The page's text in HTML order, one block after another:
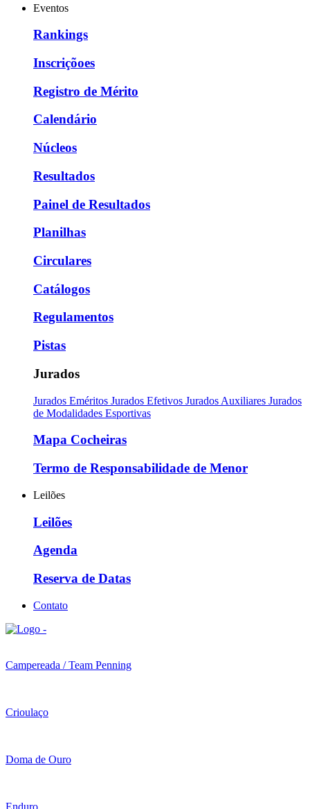
Eventos
Rankings
Inscriçõoes
Registro de Mérito
Calendário
Núcleos
Resultados
Painel de Resultados
Planilhas
Circulares
Catálogos
Regulamentos
Pistas
Jurados
Jurados Eméritos Jurados Efetivos Jurados Auxiliares Jurados
de Modalidades Esportivas
Mapa Cocheiras
Termo de Responsabilidade de Menor
Leilões
Leilões
Agenda
Reserva de Datas
Contato
Campereada / Team Penning
Crioulaço
Doma de Ouro
Enduro